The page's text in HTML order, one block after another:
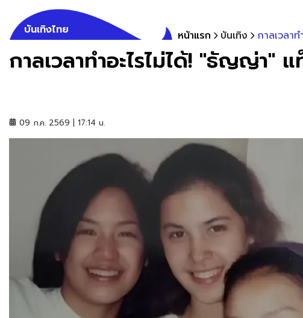
บันเทิงไทย หน้าแรก บันเทิง กาลเวลา
กาลเวลาทำอะไรไม่ได้! "ธัญญ่า
09 ก.ค. 2569 | 17:14 น.